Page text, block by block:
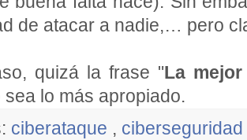
de atacar a nadie,… pero
quizá la frase "La
sea lo más apropiado.
ciberataque , ciberseguridad